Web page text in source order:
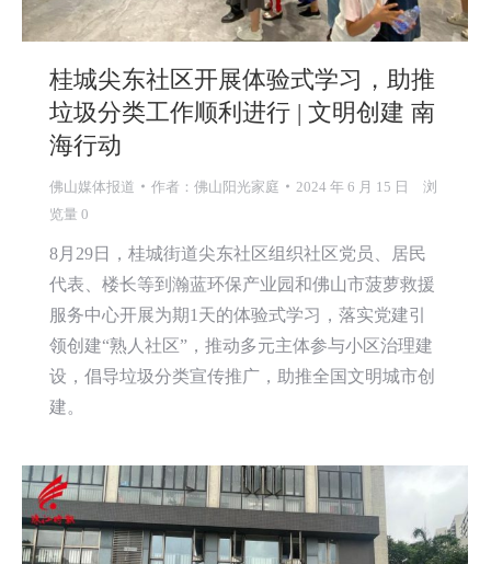
桂城尖东社区开展体验式学习，助推
垃圾分类工作顺利进行 | 文明创建 南
海行动
佛山媒体报道 作者： 佛山阳光家庭 2024 年 6 月 15 日
浏
览量 0
8月29日，桂城街道尖东社区组织社区党员、居民
代表、楼长等到瀚蓝环保产业园和佛山市菠萝救援
服务中心开展为期1天的体验式学习，落实党建引
领创建“熟人社区”，推动多元主体参与小区治理建
设，倡导垃圾分类宣传推广，助推全国文明城市创
建。